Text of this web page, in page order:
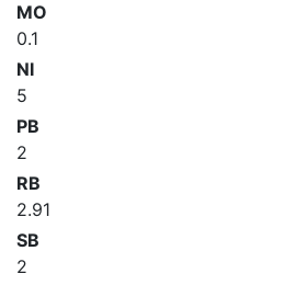
MO
0.1
NI
5
PB
2
RB
2.91
SB
2